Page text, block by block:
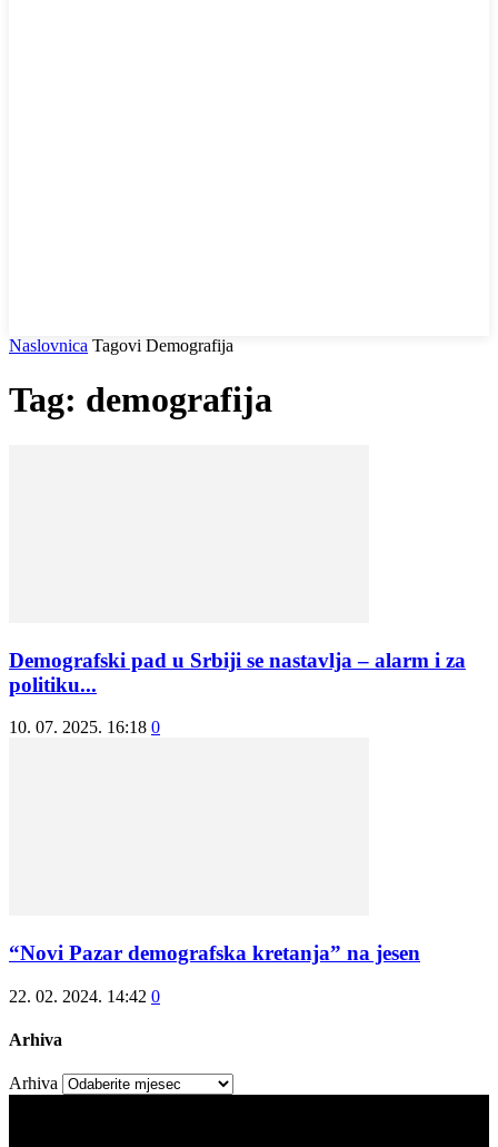
Naslovnica Tagovi Demografija
Tag: demografija
Demografski pad u Srbiji se nastavlja – alarm i za
politiku...
10. 07. 2025. 16:18 0
“Novi Pazar demografska kretanja” na jesen
22. 02. 2024. 14:42 0
Arhiva
Arhiva